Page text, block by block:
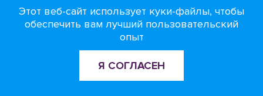
Этот веб-сайт использует куки-файлы, чтобы
обеспечить вам лучший пользовательский
опыт
Я СОГЛАСЕН
профессиональных руках.
Давайте создадим вместе нечто большее, чем
просто интернет-магазин. Давайте создадим
место, где дети и родители смогут найти
идеальную мебель для своего комфорта и